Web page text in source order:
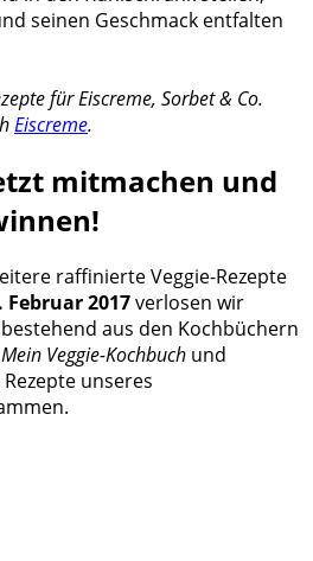
seinen Geschmack entfalten
für Eiscreme, Sorbet & Co.
Eiscreme.
mitmachen und
raffinierte Veggie-Rezepte
Februar 2017verlosen wir
aus den Kochbüchern
Mein Veggie-Kochbuch und
unseres